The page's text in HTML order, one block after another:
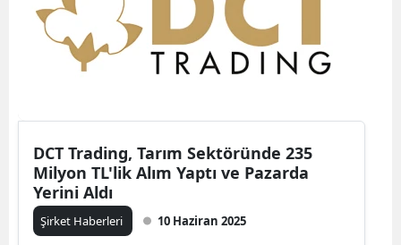
DCT Trading, Tarım Sektöründe 235
Milyon TL'lik Alım Yaptı ve Pazarda
Yerini Aldı
Şirket Haberleri 10 Haziran 2025